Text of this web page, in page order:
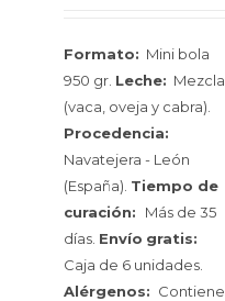
Formato: Mini bola
950 gr. Leche: Mezcla
(vaca, oveja y cabra).
Procedencia:
Navatejera - León
(España). Tiempo de
curación: Más de 35
días. Envío gratis:
Caja de 6 unidades.
Alérgenos: Contiene